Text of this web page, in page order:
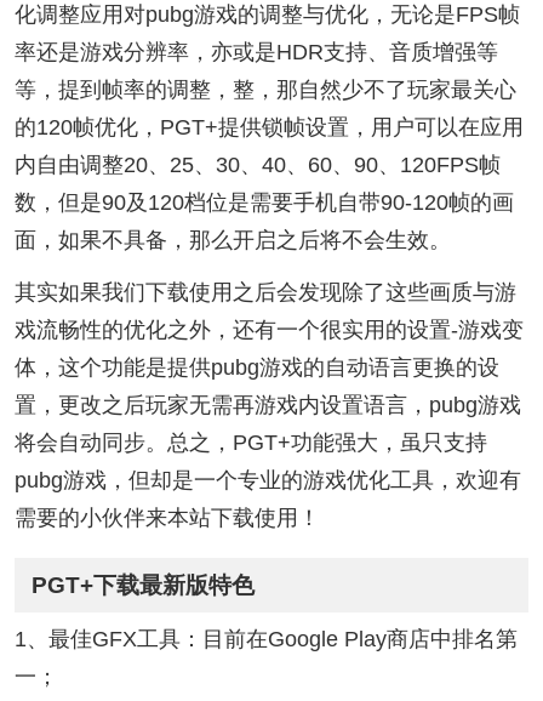
化调整应用对pubg游戏的调整与优化，无论是FPS帧
率还是游戏分辨率，亦或是HDR支持、音质增强等
等，提到帧率的调整，整，那自然少不了玩家最关心
的120帧优化，PGT+提供锁帧设置，用户可以在应用
内自由调整20、25、30、40、60、90、120FPS帧
数，但是90及120档位是需要手机自带90-120帧的画
面，如果不具备，那么开启之后将不会生效。
其实如果我们下载使用之后会发现除了这些画质与游
戏流畅性的优化之外，还有一个很实用的设置-游戏变
体，这个功能是提供pubg游戏的自动语言更换的设
置，更改之后玩家无需再游戏内设置语言，pubg游戏
将会自动同步。总之，PGT+功能强大，虽只支持
pubg游戏，但却是一个专业的游戏优化工具，欢迎有
需要的小伙伴来本站下载使用！
PGT+下载最新版特色
1、最佳GFX工具：目前在Google Play商店中排名第
一；